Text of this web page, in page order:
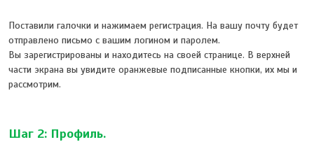
Поставили галочки и нажимаем регистрация. На вашу почту будет
отправлено письмо с вашим логином и паролем.
Вы зарегистрированы и находитесь на своей странице. В верхней
части экрана вы увидите оранжевые подписанные кнопки, их мы и
рассмотрим.
Шаг 2: Профиль.